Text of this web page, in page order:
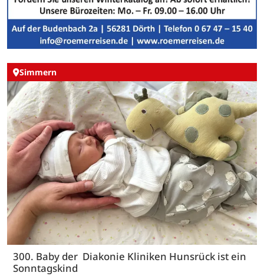
Simmern
300. Baby der Diakonie Kliniken Hunsrück ist ein
Sonntagskind